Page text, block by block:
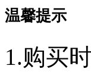
温馨提示
1.购买